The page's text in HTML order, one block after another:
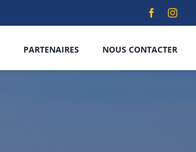
Tournoi Green Volley 3×3 masculin – Samedi
PARTENAIRES NOUS CONTACTER